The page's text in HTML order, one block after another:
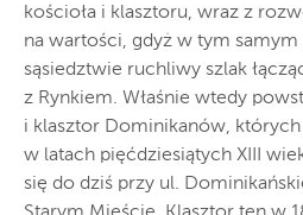
kościoła i klasztoru, wraz z
na wartości, gdyż w tym
sąsiedztwie ruchliwy szlak
z Rynkiem. Właśnie wtedy
i klasztor Dominikanów,
w latach pięćdziesiątych XIII
się do dziś przy ul.